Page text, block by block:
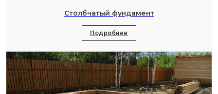
Столбчатый фундамент
Подробнее